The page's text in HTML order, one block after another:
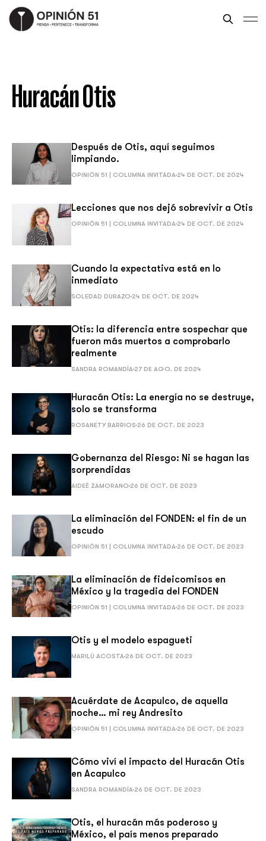
Huracán Otis
Después de Otis, aquí seguimos
limpiando.
OPINIÓN 51 | COLUMNA INVITADA 24 DE OCT. DE 2024
Lecciones que nos dejó sobrevivir a Otis
OPINIÓN 51 | COLUMNA INVITADA 24 DE OCT. DE 2024
Cuando la expectativa está en lo
inmediato
SOLEDAD DURAZO 24 DE OCT. DE 2024
Otis: la diferencia entre sospechar que
fueron más muertos a comprobarlo
realmente
SANDRA ROMANDÍA 27 DE AGO. DE 2024
Huracán Otis: La energía no se destruye,
solo se transforma
ROSANETY BARRIOS 26 DE OCT. DE 2023
Gobernanza del Riesgo: Ni se hagan las
sorprendidas
AIDEÉ ZAMORANO 26 DE OCT. DE 2023
La eliminación del FONDEN: el fin de un
escudo
OPINIÓN 51 | COLUMNA INVITADA 26 DE OCT. DE 2023
La eliminación de fideicomisos en
México y la tragedia del FONDEN
OPINIÓN 51 | COLUMNA INVITADA 26 DE OCT. DE 2023
Otis y el modelo espagueti
MARILÚ ACOSTA 26 DE OCT. DE 2023
Acuérdate de Acapulco, de aquella
noche… mi rey Andresito
OPINIÓN 51 | COLUMNA INVITADA 26 DE OCT. DE 2023
Cómo viví el impacto del Huracán Otis
en Acapulco
SANDRA ROMANDÍA 26 DE OCT. DE 2023
Otis, el huracán más poderoso y
México, el país menos preparado